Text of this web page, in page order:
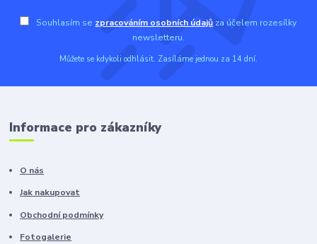
Souhlasím se zpracováním osobních údajů za účelem rozesílky
newsletteru.
Můžete se kdykoli odhlásit. Zasíláme jednou za 14 dní.
Informace pro zákazníky
O nás
Jak nakupovat
Obchodní podmínky
Fotogalerie